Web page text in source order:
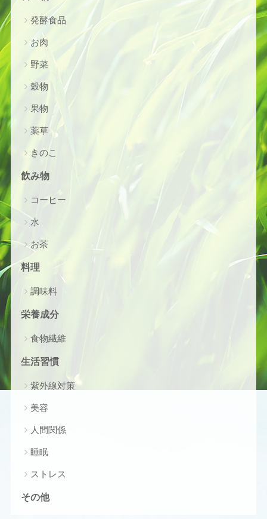
発酵食品
お肉
野菜
穀物
果物
薬草
きのこ
飲み物
コーヒー
水
お茶
料理
調味料
栄養成分
食物繊維
生活習慣
紫外線対策
美容
人間関係
睡眠
ストレス
その他